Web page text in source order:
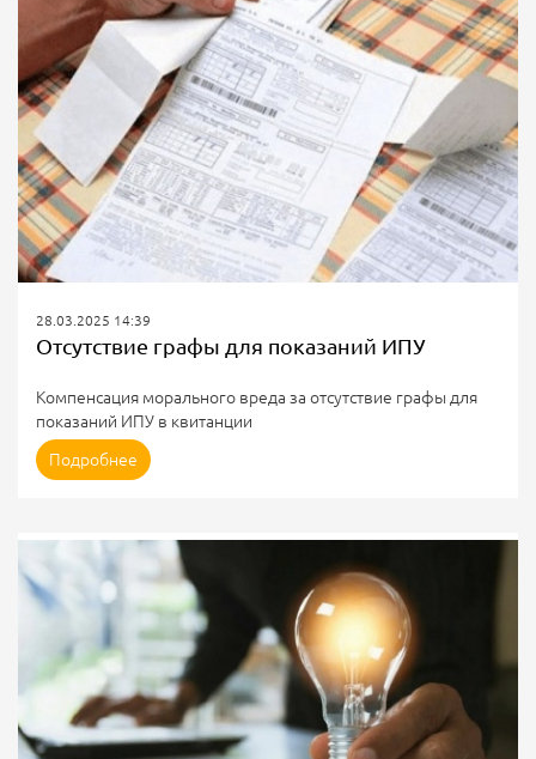
многоквартирного дома и...
28.03.2025 14:39
Отсутствие графы для показаний ИПУ
Компенсация морального вреда за отсутствие графы для
показаний ИПУ в квитанции
Жительница Екатеринбурга решила, что УО и расчетный
центр должны выплатить ей компенсацию морального
показаний ИПУ электроэнергии.
Обращаясь в суд, женщина указала: из-за таких квитанций
не могла платить за свет в установленный законом срок.
Действия ответчиков «являются...
Подробнее